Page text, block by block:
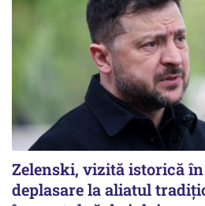
Zelenski, vizită istorică
deplasare la aliatul